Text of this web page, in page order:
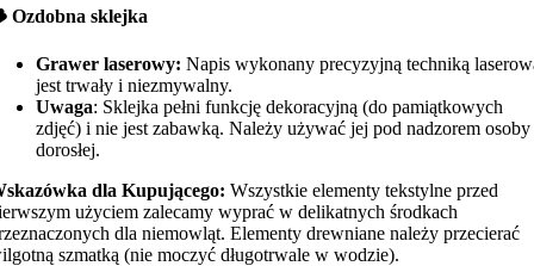
Ozdobna sklejka
Grawer laserowy: Napis wykonany precyzyjną techniką
jest trwały i niezmywalny.
Uwaga: Sklejka pełni funkcję dekoracyjną (do pamiątkowych
zdjęć) i nie jest zabawką. Należy używać jej pod nadzorem osoby
dorosłej.
dla Kupującego: Wszystkie elementy tekstylne przed
użyciem zalecamy wyprać w delikatnych środkach
dla niemowląt. Elementy drewniane należy przecierać
szmatką (nie moczyć długotrwale w wodzie).